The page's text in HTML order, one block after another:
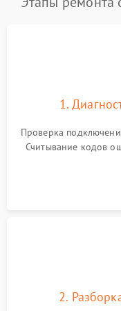
1.
Проверка
Считывание кодов
выявления
2.